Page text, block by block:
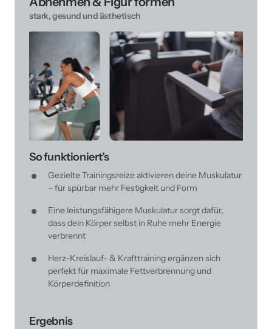
stark, gesund und ästhetisch
So funktioniert’s
Gezielte Trainingsreize aktivieren deine Muskulatur
– für spürbar mehr Festigkeit und Form
Eine leistungsfähigere Muskulatur sorgt dafür,
dass dein Körper selbst in Ruhe mehr Energie
verbrennt
Herz-Kreislauf- & Krafttraining ergänzen sich
perfekt für maximale Fettverbrennung und
Körperdefinition
Ergebnis